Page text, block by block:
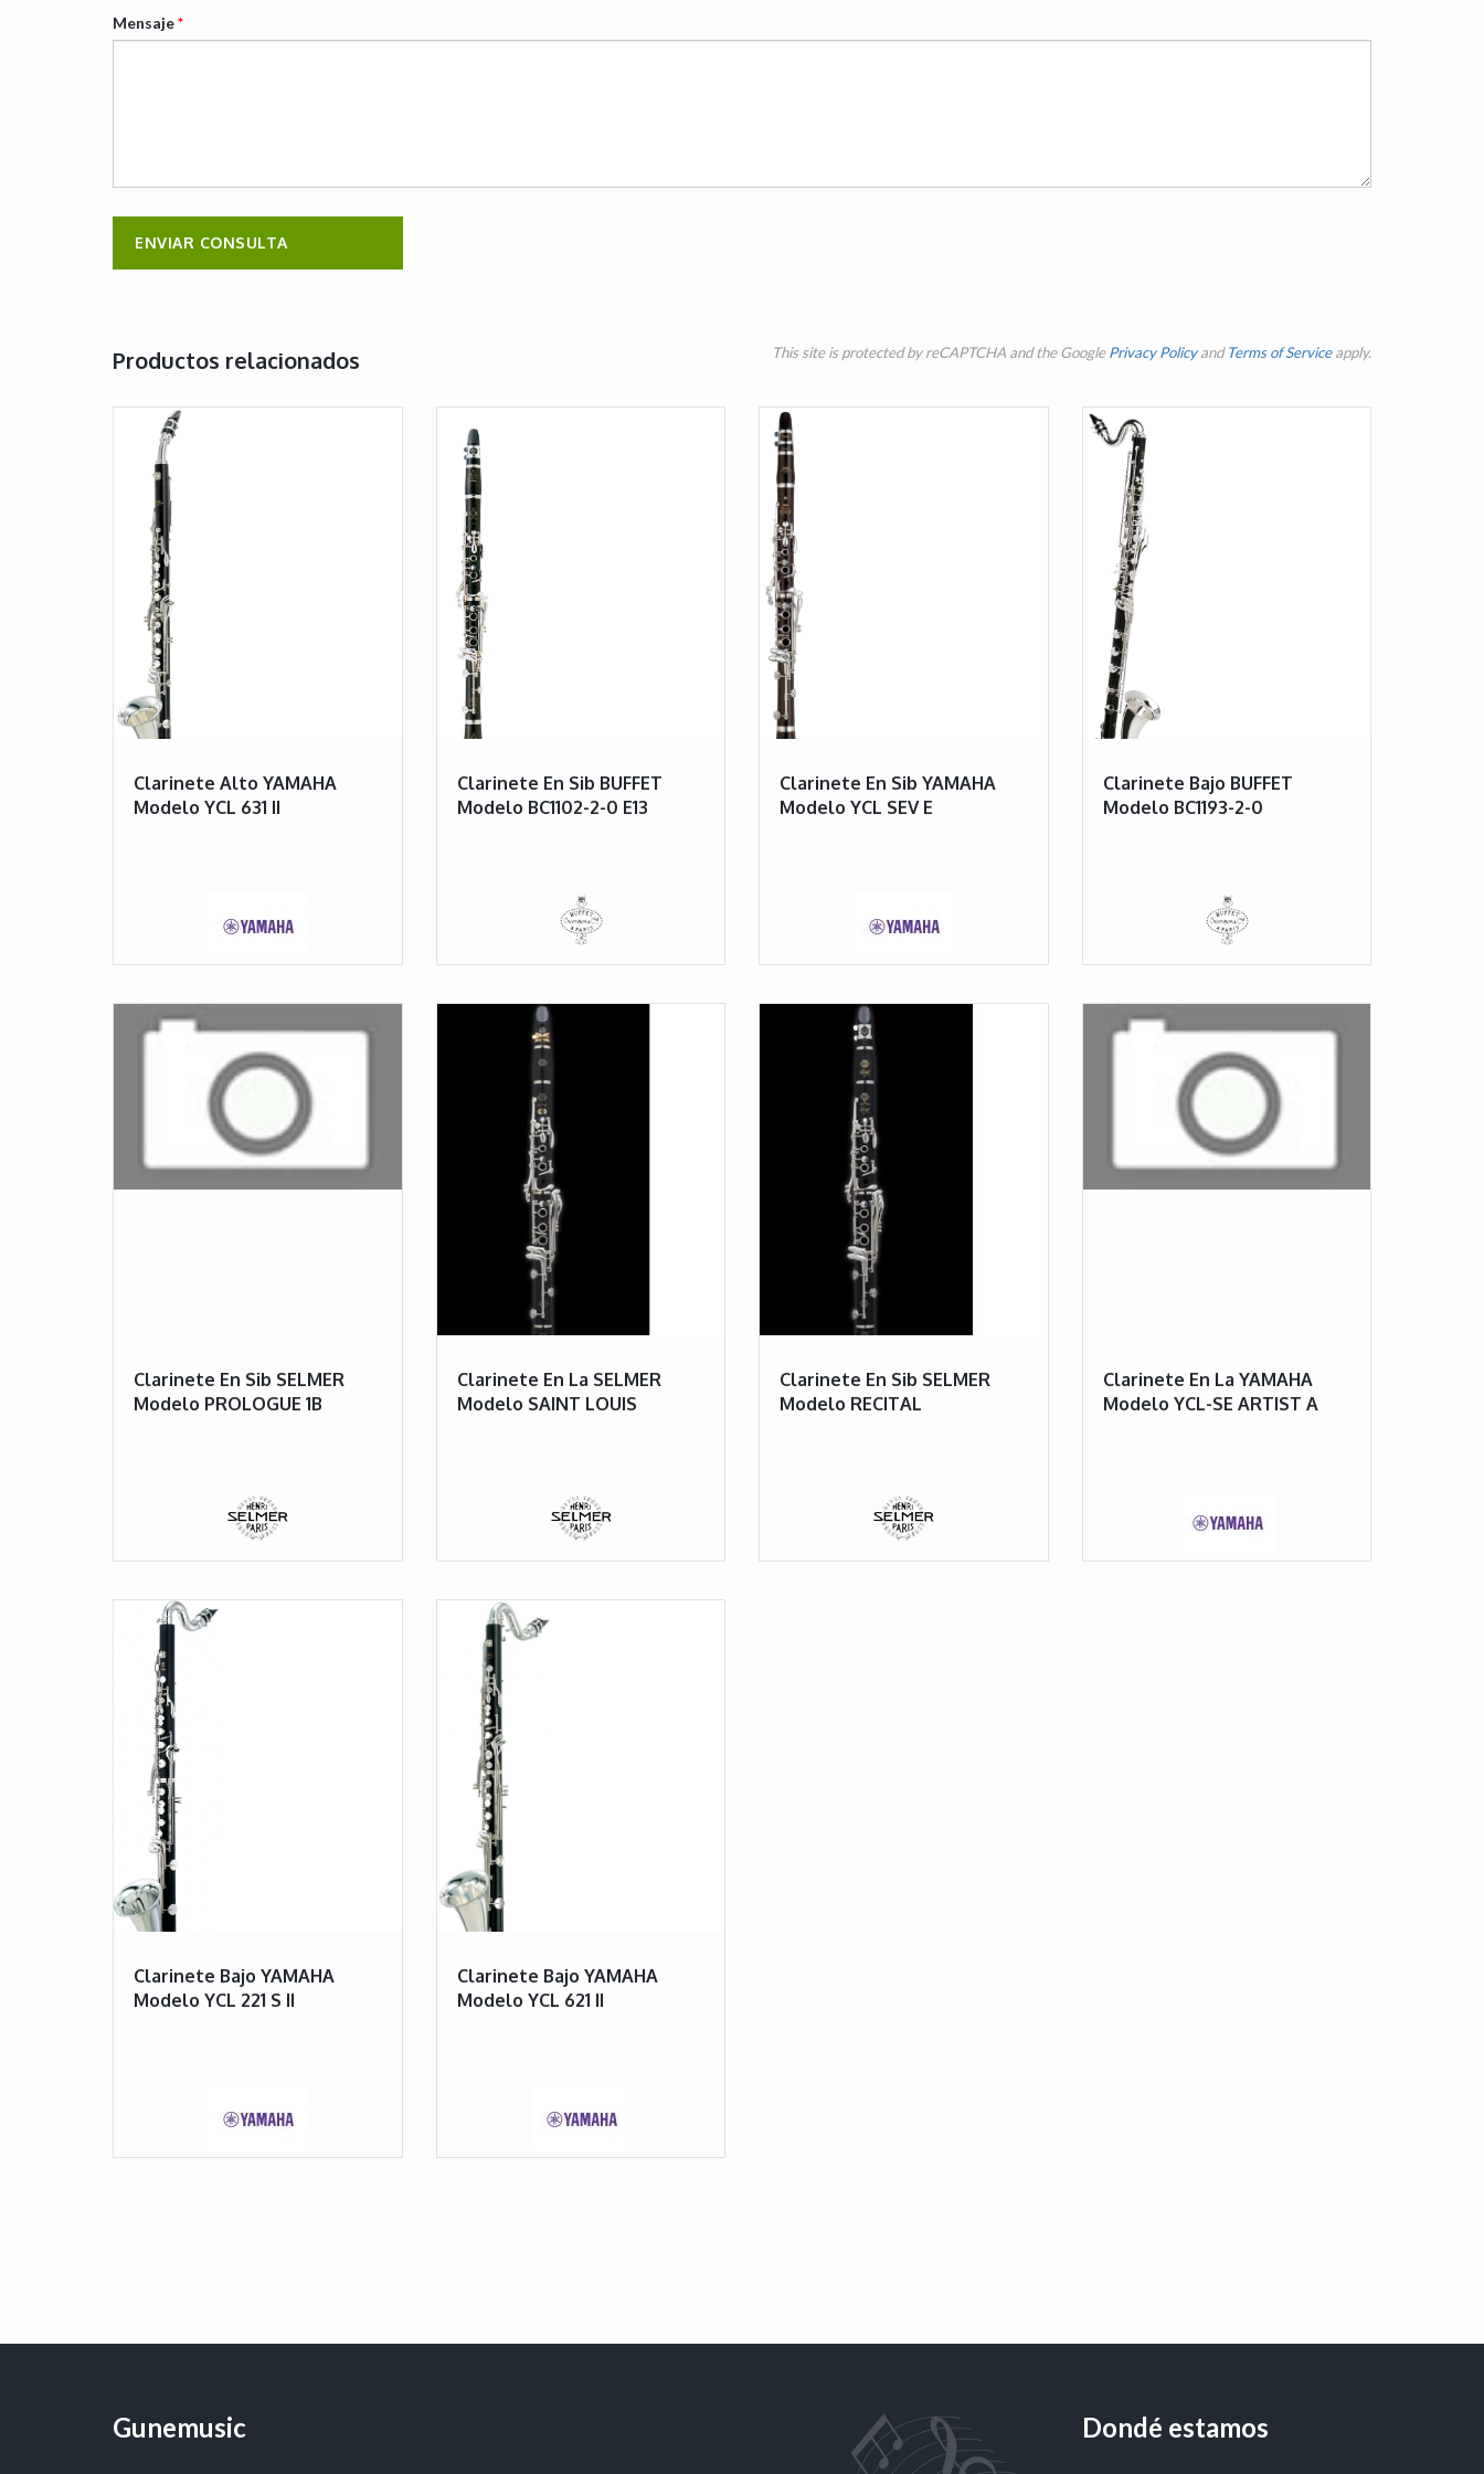
Mensaje*
This site is protected by reCAPTCHA and the GooglePrivacy PolicyandTerms of Serviceapply.
Productos relacionados
Clarinete Alto YAMAHA
Modelo YCL 631 II
Clarinete En Sib BUFFET
Modelo BC1102-2-0 E13
Clarinete En Sib YAMAHA
Modelo YCL SEV E
Clarinete Bajo BUFFET
Modelo BC1193-2-0
Clarinete En Sib SELMER
Modelo PROLOGUE 1B
Clarinete En La SELMER
Modelo SAINT LOUIS
Clarinete En Sib SELMER
Modelo RECITAL
Clarinete En La YAMAHA
Modelo YCL-SE ARTIST A
Clarinete Bajo YAMAHA
Modelo YCL 221 S II
Clarinete Bajo YAMAHA
Modelo YCL 621 II
Gunemusic Dondé estamos